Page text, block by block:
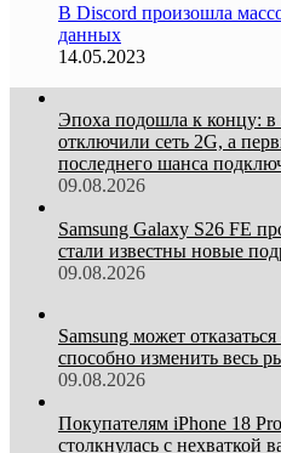
В Discord произошла
данных
14.05.2023
Эпоха подошла к концу:
отключили сеть 2G, а
последнего шанса
09.08.2026
Samsung Galaxy S26 FE
стали известны новые
09.08.2026
Samsung может
способно изменить весь
09.08.2026
Покупателям iPhone 18
столкнулась с нехваткой